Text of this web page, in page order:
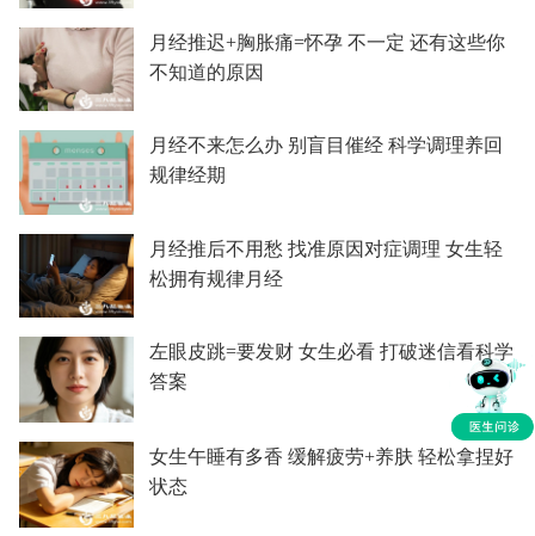
月经推迟+胸胀痛=怀孕 不一定 还有这些你
不知道的原因
月经不来怎么办 别盲目催经 科学调理养回
规律经期
月经推后不用愁 找准原因对症调理 女生轻
松拥有规律月经
左眼皮跳=要发财 女生必看 打破迷信看科学
答案
女生午睡有多香 缓解疲劳+养肤 轻松拿捏好
状态